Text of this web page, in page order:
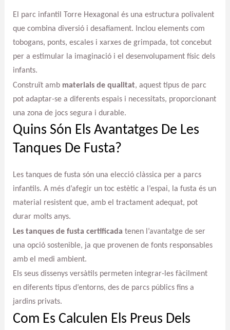
El parc infantil Torre Hexagonal és una estructura polivalent
que combina diversió i desafiament. Inclou elements com
tobogans, ponts, escales i xarxes de grimpada, tot concebut
per a estimular la imaginació i el desenvolupament físic dels
infants.
Construït amb materials de qualitat, aquest tipus de parc
pot adaptar-se a diferents espais i necessitats, proporcionant
una zona de jocs segura i durable.
Quins Són Els Avantatges De Les
Tanques De Fusta?
Les tanques de fusta són una elecció clàssica per a parcs
infantils. A més d’afegir un toc estètic a l’espai, la fusta és un
material resistent que, amb el tractament adequat, pot
durar molts anys.
Les tanques de fusta certificada tenen l’avantatge de ser
una opció sostenible, ja que provenen de fonts responsables
amb el medi ambient.
Els seus dissenys versàtils permeten integrar-les fàcilment
en diferents tipus d’entorns, des de parcs públics fins a
jardins privats.
Com Es Calculen Els Preus Dels